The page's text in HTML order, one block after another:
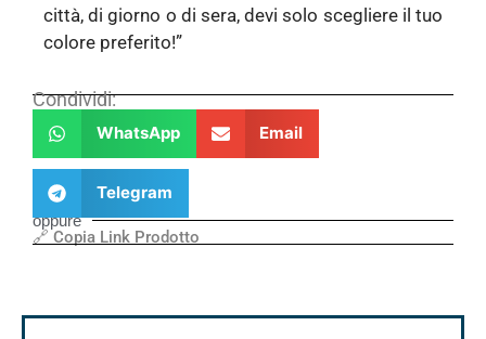
città, di giorno o di sera, devi solo scegliere il tuo
colore preferito!”
Condividi:
WhatsApp Email
Telegram
oppure
🔗 Copia Link Prodotto